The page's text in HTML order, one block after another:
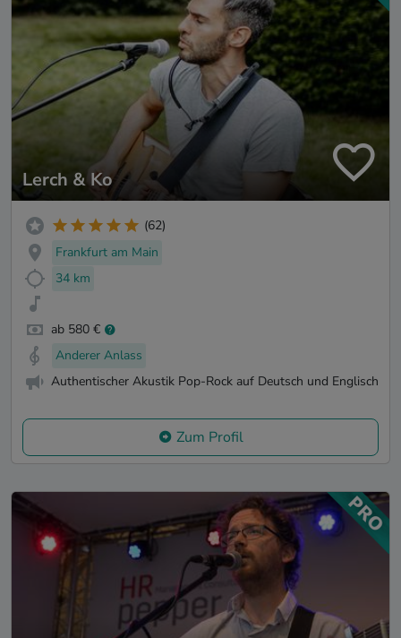
Lerch & Ko
(62)
Frankfurt am Main
34 km
ab 580 €
Anderer Anlass
Authentischer Akustik Pop-Rock auf Deutsch und Englisch
Zum Profil